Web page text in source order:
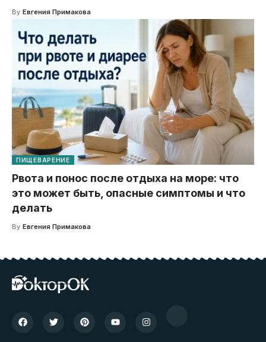
By Евгения Примакова
ПИЩЕВАРЕНИЕ
Рвота и понос после отдыха на море: что
это может быть, опасные симптомы и что
делать
By Евгения Примакова